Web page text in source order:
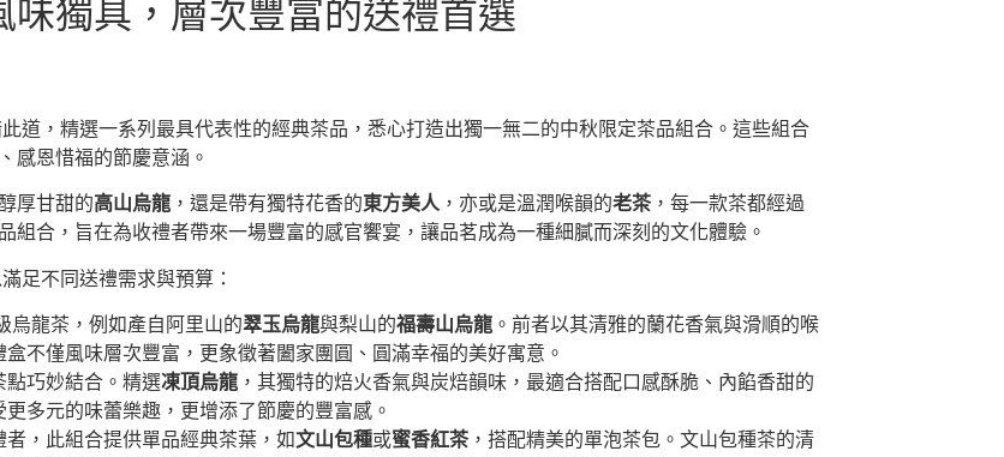
獨具，層次豐富的送禮首選
道，精選一系列最具代表性的經典茶品，悉心打造出獨一無二的中秋限定茶品組合。這些組合
感恩惜福的節慶意涵。
厚甘甜的高山烏龍 ，還是帶有獨特花香的東方美人 ，亦或是溫潤喉韻的老茶，每一款茶都經過
合，旨在為收禮者帶來一場豐富的感官饗宴，讓品茗成為一種細膩而深刻的文化體驗。
足不同送禮需求與預算：
烏龍茶，例如產自阿里山的翠玉烏龍與梨山的福壽山烏龍 。前者以其清雅的蘭花香氣與滑順的喉
不僅風味層次豐富，更象徵著闔家團圓、圓滿幸福的美好寓意。
點巧妙結合。精選凍頂烏龍 ，其獨特的焙火香氣與炭焙韻味，最適合搭配口感酥脆、內餡香甜的
多元的味蕾樂趣，更增添了節慶的豐富感。
，此組合提供單品經典茶葉，如文山包種或蜜香紅茶，搭配精美的單泡茶包。文山包種茶的清